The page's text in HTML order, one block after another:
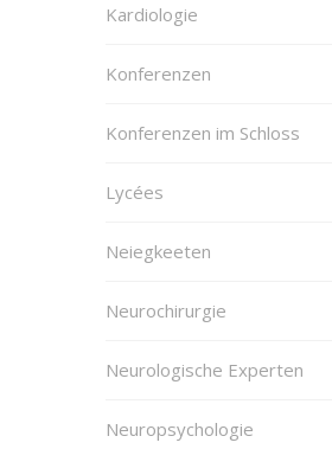
Kardiologie
Konferenzen
Konferenzen im Schloss
Lycées
Neiegkeeten
Neurochirurgie
Neurologische Experten
Neuropsychologie